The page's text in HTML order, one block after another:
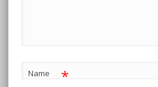
Name *